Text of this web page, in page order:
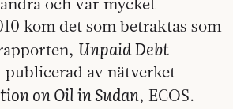
kom det som betraktas som
Unpaid Debt
av nätverket
on Oil in Sudan, ECOS.